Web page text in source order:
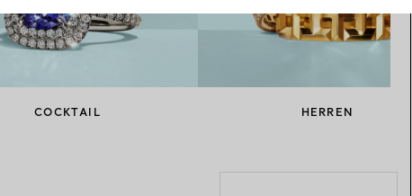
COCKTAIL HERREN